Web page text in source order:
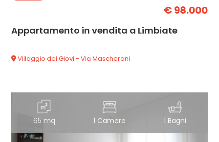
€ 98.000
Appartamento in vendita a Limbiate
Villaggio dei Giovi - Via Mascheroni
65 mq 1 Camere 1 Bagni